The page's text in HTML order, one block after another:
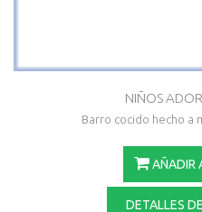
NIÑOS
Barro cocido hecho a
AÑADIR
DETALLES